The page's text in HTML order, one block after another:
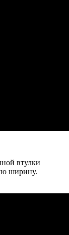
втулки
ширину.